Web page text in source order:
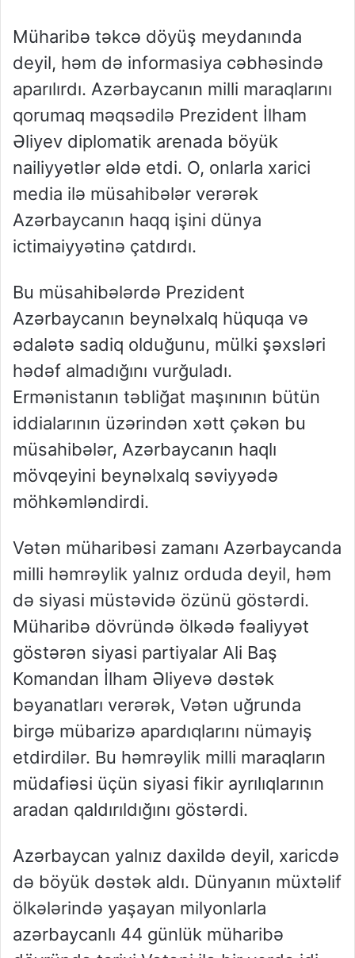
Müharibə təkcə döyüş meydanında
deyil, həm də informasiya cəbhəsində
aparılırdı. Azərbaycanın milli maraqlarını
qorumaq məqsədilə Prezident İlham
Əliyev diplomatik arenada böyük
nailiyyətlər əldə etdi. O, onlarla xarici
media ilə müsahibələr verərək
Azərbaycanın haqq işini dünya
ictimaiyyətinə çatdırdı.
Bu müsahibələrdə Prezident
Azərbaycanın beynəlxalq hüquqa və
ədalətə sadiq olduğunu, mülki şəxsləri
hədəf almadığını vurğuladı.
Ermənistanın təbliğat maşınının bütün
iddialarının üzərindən xətt çəkən bu
müsahibələr, Azərbaycanın haqlı
mövqeyini beynəlxalq səviyyədə
möhkəmləndirdi.
Vətən müharibəsi zamanı Azərbaycanda
milli həmrəylik yalnız orduda deyil, həm
də siyasi müstəvidə özünü göstərdi.
Müharibə dövründə ölkədə fəaliyyət
göstərən siyasi partiyalar Ali Baş
Komandan İlham Əliyevə dəstək
bəyanatları verərək, Vətən uğrunda
birgə mübarizə apardıqlarını nümayiş
etdirdilər. Bu həmrəylik milli maraqların
müdafiəsi üçün siyasi fikir ayrılıqlarının
aradan qaldırıldığını göstərdi.
Azərbaycan yalnız daxildə deyil, xaricdə
də böyük dəstək aldı. Dünyanın müxtəlif
ölkələrində yaşayan milyonlarla
azərbaycanlı 44 günlük müharibə